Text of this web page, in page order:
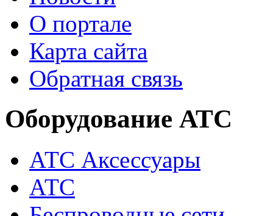
О портале
Карта сайта
Обратная связь
Оборудование АТС
АТС Аксессуары
АТС